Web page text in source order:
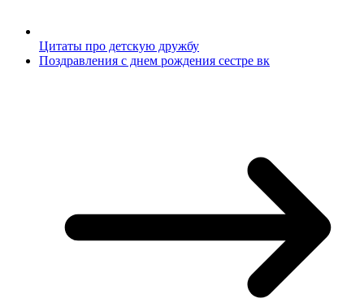
Цитаты про детскую дружбу
Поздравления с днем рождения сестре вк